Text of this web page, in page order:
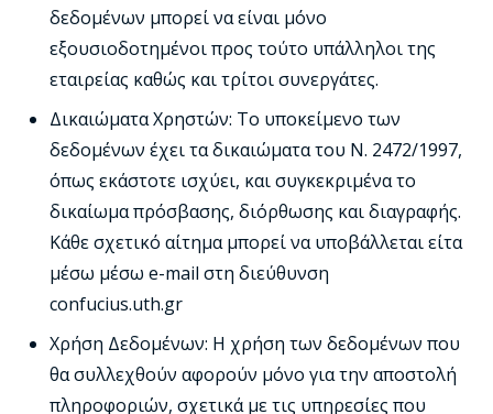
δεδομένων μπορεί να είναι μόνο
εξουσιοδοτημένοι προς τούτο υπάλληλοι της
εταιρείας καθώς και τρίτοι συνεργάτες.
Δικαιώματα Χρηστών: Το υποκείμενο των
δεδομένων έχει τα δικαιώματα του Ν. 2472/1997,
όπως εκάστοτε ισχύει, και συγκεκριμένα το
δικαίωμα πρόσβασης, διόρθωσης και διαγραφής.
Κάθε σχετικό αίτημα μπορεί να υποβάλλεται είτα
μέσω μέσω e-mail στη διεύθυνση
confucius.uth.gr
Χρήση Δεδομένων: Η χρήση των δεδομένων που
θα συλλεχθούν αφορούν μόνο για την αποστολή
πληροφοριών, σχετικά με τις υπηρεσίες που